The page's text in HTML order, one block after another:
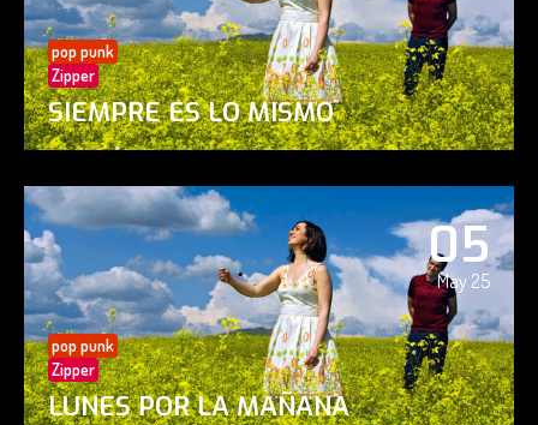
pop punk
Zipper
SIEMPRE ES LO MISMO
05
May 25
pop punk
Zipper
LUNES POR LA MAÑANA